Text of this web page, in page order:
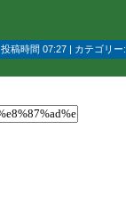
投稿時間 07:27 | カテゴリー: